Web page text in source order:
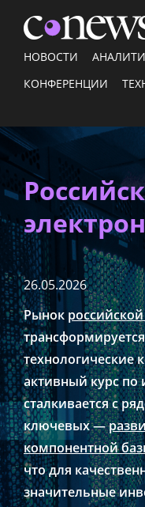
НОВОСТИ
КОНФЕРЕНЦИИ
Рынок
технологические
активный курс
сталкивается с
ключевых —
компонентной
что для
значительные
26.05.2026